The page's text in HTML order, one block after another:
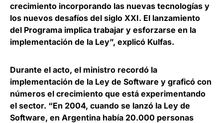
crecimiento incorporando las nuevas tecnologías y
los nuevos desafíos del siglo XXI. El lanzamiento
del Programa implica trabajar y esforzarse en la
implementación de la Ley”, explicó Kulfas.
Durante el acto, el ministro recordó la
implementación de la Ley de Software y graficó con
números el crecimiento que está experimentando
el sector. “En 2004, cuando se lanzó la Ley de
Software, en Argentina había 20.000 personas